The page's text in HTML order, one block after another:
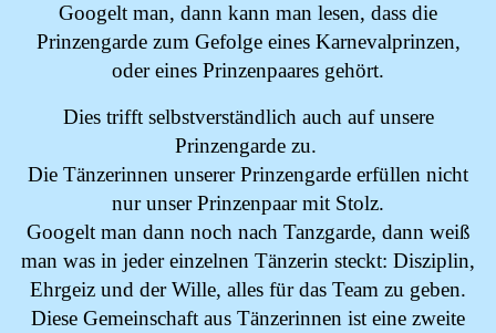
Googelt man, dann kann man lesen, dass die
Prinzengarde zum Gefolge eines Karnevalprinzen,
oder eines Prinzenpaares gehört.
Dies trifft selbstverständlich auch auf unsere
Prinzengarde zu.
Die Tänzerinnen unserer Prinzengarde erfüllen nicht
nur unser Prinzenpaar mit Stolz.
Googelt man dann noch nach Tanzgarde, dann weiß
man was in jeder einzelnen Tänzerin steckt: Disziplin,
Ehrgeiz und der Wille, alles für das Team zu geben.
Diese Gemeinschaft aus Tänzerinnen ist eine zweite